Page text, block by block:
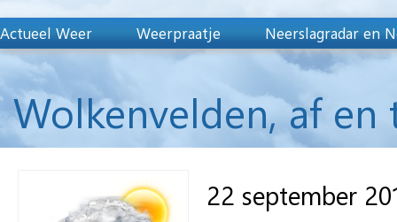
Actueel Weer Weerpraatje Neerslagradar en
Wolkenvelden, af
22 september